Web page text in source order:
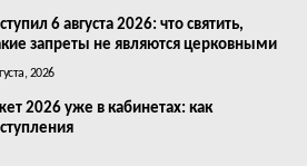
6 августа 2026: что святить,
запреты не являются церковными
2026
2026 уже в кабинетах: как